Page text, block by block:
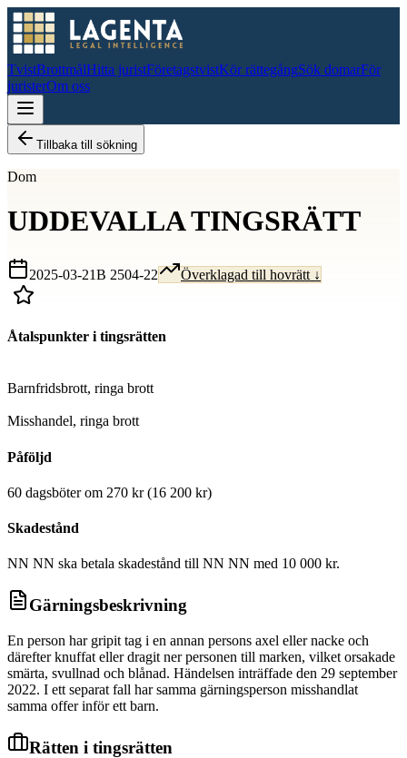
TvistBrottmålHitta juristFöretagstvistKör rättegångSök domarFör
juristerOm oss
Tillbaka till sökning
Dom
UDDEVALLA TINGSRÄTT
2025-03-21B 2504-22 Överklagad till hovrätt ↓
Åtalspunkter i tingsrätten
Barnfridsbrott, ringa brott
Misshandel, ringa brott
Påföljd
60 dagsböter om 270 kr (16 200 kr)
Skadestånd
NN NN ska betala skadestånd till NN NN med 10 000 kr.
Gärningsbeskrivning
En person har gripit tag i en annan persons axel eller nacke och
därefter knuffat eller dragit ner personen till marken, vilket orsakade
smärta, svullnad och blånad. Händelsen inträffade den 29 september
2022. I ett separat fall har samma gärningsperson misshandlat
samma offer inför ett barn.
Rätten i tingsrätten